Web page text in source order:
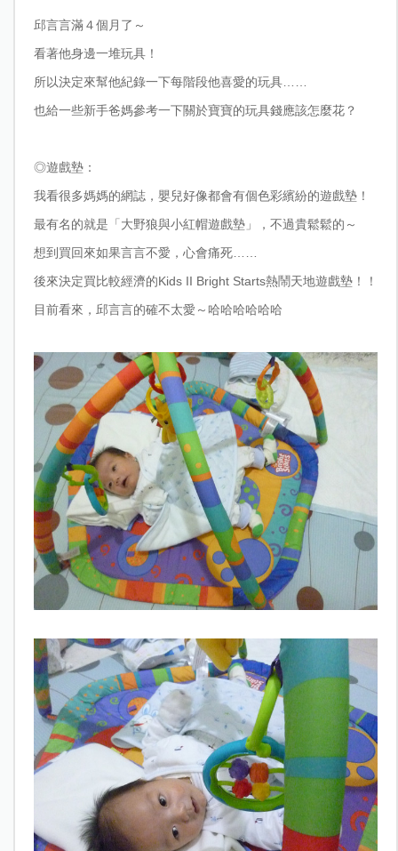
邱言言滿４個月了～
看著他身邊一堆玩具！
所以決定來幫他紀錄一下每階段他喜愛的玩具……
也給一些新手爸媽參考一下關於寶寶的玩具錢應該怎麼花？
◎遊戲墊：
我看很多媽媽的網誌，嬰兒好像都會有個色彩繽紛的遊戲墊！
最有名的就是「大野狼與小紅帽遊戲墊」，不過貴鬆鬆的～
想到買回來如果言言不愛，心會痛死……
後來決定買比較經濟的Kids II Bright Starts熱鬧天地遊戲墊！！
目前看來，邱言言的確不太愛～哈哈哈哈哈哈